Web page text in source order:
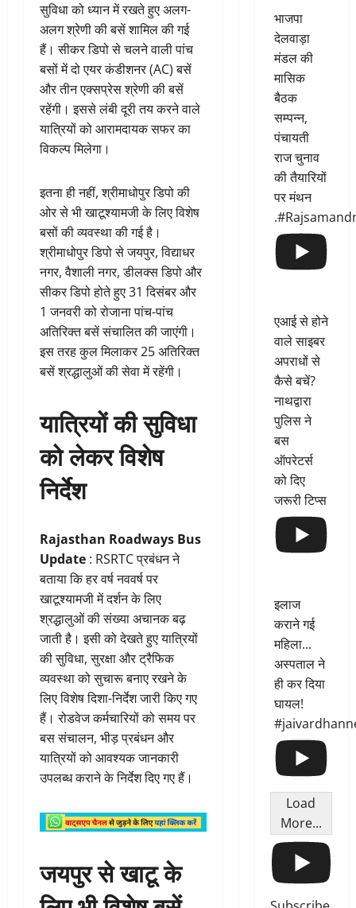
सुविधा को ध्यान में रखते हुए अलग-
अलग श्रेणी की बसें शामिल की गई
हैं। सीकर डिपो से चलने वाली पांच
बसों में दो एयर कंडीशनर (AC) बसें
और तीन एक्सप्रेस श्रेणी की बसें
रहेंगी। इससे लंबी दूरी तय करने वाले
यात्रियों को आरामदायक सफर का
विकल्प मिलेगा।
इतना ही नहीं, श्रीमाधोपुर डिपो की
ओर से भी खाटूश्यामजी के लिए विशेष
बसों की व्यवस्था की गई है।
श्रीमाधोपुर डिपो से जयपुर, विद्याधर
नगर, वैशाली नगर, डीलक्स डिपो और
सीकर डिपो होते हुए 31 दिसंबर और
1 जनवरी को रोजाना पांच-पांच
अतिरिक्त बसें संचालित की जाएंगी।
इस तरह कुल मिलाकर 25 अतिरिक्त
बसें श्रद्धालुओं की सेवा में रहेंगी।
यात्रियों की सुविधा
को लेकर विशेष
निर्देश
Rajasthan Roadways Bus
Update : RSRTC प्रबंधन ने
बताया कि हर वर्ष नववर्ष पर
खाटूश्यामजी में दर्शन के लिए
श्रद्धालुओं की संख्या अचानक बढ़
जाती है। इसी को देखते हुए यात्रियों
की सुविधा, सुरक्षा और ट्रैफिक
व्यवस्था को सुचारू बनाए रखने के
लिए विशेष दिशा-निर्देश जारी किए गए
हैं। रोडवेज कर्मचारियों को समय पर
बस संचालन, भीड़ प्रबंधन और
यात्रियों को आवश्यक जानकारी
उपलब्ध कराने के निर्देश दिए गए हैं।
जयपुर से खाटू के
भाजपा
देलवाड़ा
मंडल की
मासिक
बैठक
सम्पन्न,
पंचायती
राज चुनाव
की तैयारियों
पर मंथन
एआई से होने
वाले साइबर
अपराधों से
कैसे बचें?
नाथद्वारा
पुलिस ने
बस
ऑपरेटर्स
को दिए
जरूरी टिप्स
इलाज
कराने गई
महिला...
अस्पताल ने
ही कर दिया
घायल!
Load
More...